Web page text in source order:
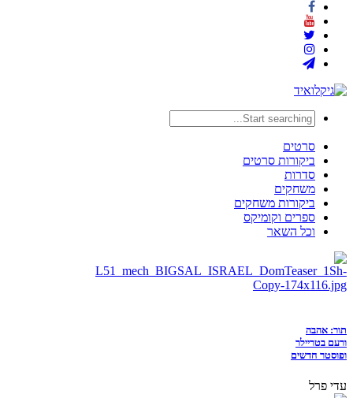
סרטים
ביקורות סרטים
סדרות
משחקים
ביקורות משחקים
ספרים וקומיקס
וכל השאר
תור: אהבה
ורעם בטריילר
ופוסטר חדשים
עדי פרל